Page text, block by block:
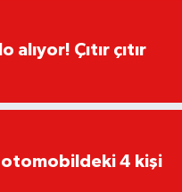
Çıtır çıtır
otomobildeki 4 kişi